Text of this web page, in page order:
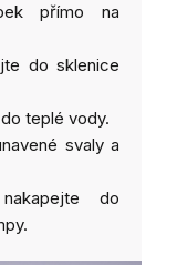
přímo na
do sklenice
teplé vody.
svaly a
do